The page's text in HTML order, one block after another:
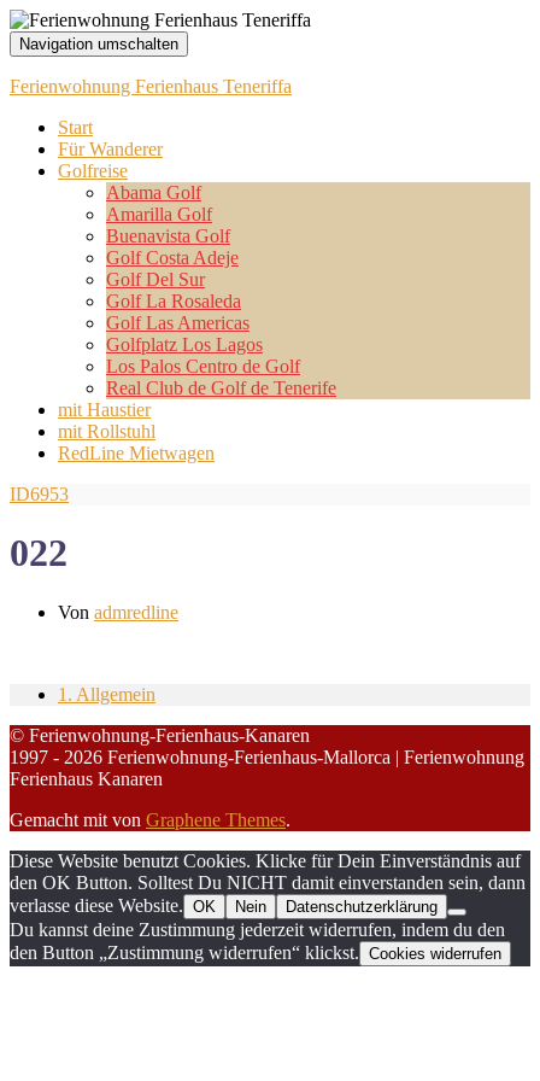
Navigation umschalten
Ferienwohnung Ferienhaus Teneriffa
Start
Für Wanderer
Golfreise
Abama Golf
Amarilla Golf
Buenavista Golf
Golf Costa Adeje
Golf Del Sur
Golf La Rosaleda
Golf Las Americas
Golfplatz Los Lagos
Los Palos Centro de Golf
Real Club de Golf de Tenerife
mit Haustier
mit Rollstuhl
RedLine Mietwagen
ID6953
022
Von admredline
1. Allgemein
© Ferienwohnung-Ferienhaus-Kanaren
1997 - 2026 Ferienwohnung-Ferienhaus-Mallorca | Ferienwohnung
Ferienhaus Kanaren
Gemacht mit von Graphene Themes.
Diese Website benutzt Cookies. Klicke für Dein Einverständnis auf
den OK Button. Solltest Du NICHT damit einverstanden sein, dann
verlasse diese Website. OK Nein Datenschutzerklärung
Du kannst deine Zustimmung jederzeit widerrufen, indem du den
den Button „Zustimmung widerrufen“ klickst. Cookies widerrufen